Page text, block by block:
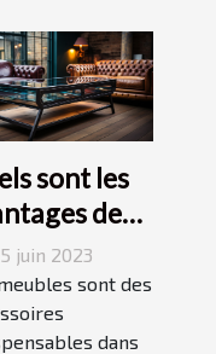
sont les
des
basses
?
juin 2023
sont des
dans